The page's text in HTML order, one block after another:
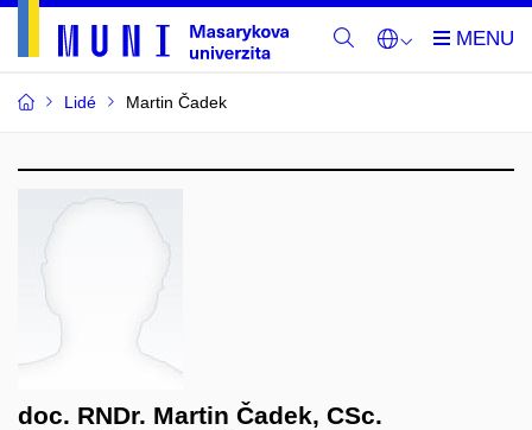
Lidé Martin Čadek
doc. RNDr. Martin Čadek, CSc.